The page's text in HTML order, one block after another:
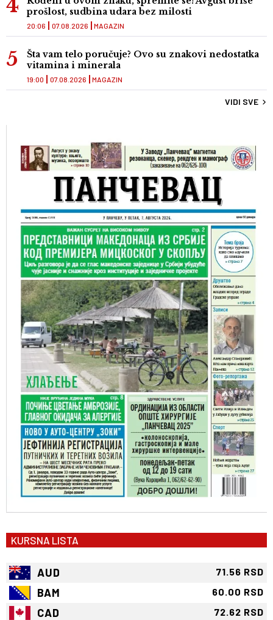
prošlost, sudbina udara bez milosti
MAGAZIN
20:06 07.08.2026
Šta vam telo poručuje? Ovo su znakovi nedostatka
vitamina i minerala
MAGAZIN
19:00 07.08.2026
VIDI SVE
KURSNA LISTA
AUD 71.56 RSD
BAM 60.00 RSD
CAD 72.62 RSD